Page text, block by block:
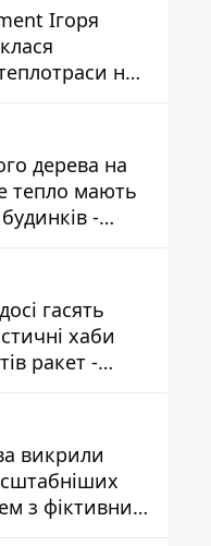
Ігоря
на
дерева на
тепло мають
-
гасять
хаби
ракет -
викрили
з фіктивним